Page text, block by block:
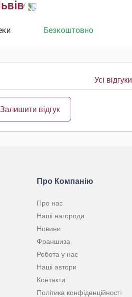
Безкоштовно
Усі відгуки
Залишити відгук
Про Компанію
Про нас
Наші нагороди
Новини
Франшиза
Робота у нас
Наші автори
Контакти
Політика конфіденційності